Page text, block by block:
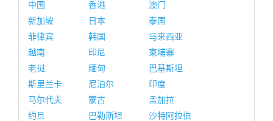
中国 香港
澳门
新加坡
日本
泰国
菲律宾
韩国
马来西亚
越南
印尼
柬埔寨
老挝
缅甸
巴基斯坦
斯里兰卡
尼泊尔
印度
马尔代夫
蒙古
孟加拉
约旦
巴勒斯坦
沙特阿拉伯